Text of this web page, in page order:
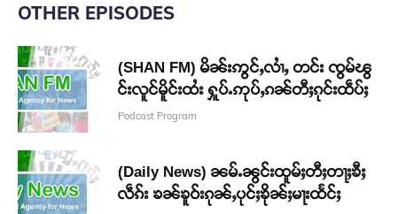
OTHER EPISODES
(SHAN FM) မိၼ်းဢွင်ႇလၢႆႇ တင်း ၸွမ်ၽွ
င်းလူင်မိူင်းထႆး ႁူပ်ႉဢုပ်ႇၵၼ်တီႈၵုင်းထဵပ်ႈ
Podcast Program
(Daily News) ၼမ်ႉၼွင်းထူမ်ႈတီႈတႃႈၶီႈ
လဵၵ်း ၶၼ်ၶူဝ်းၵုၼ်ႇပုင်ႈၶိုၼ်ႈမႃးထႅင်ႈ